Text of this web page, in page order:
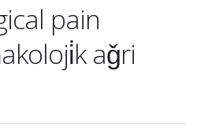
pain
aǧri